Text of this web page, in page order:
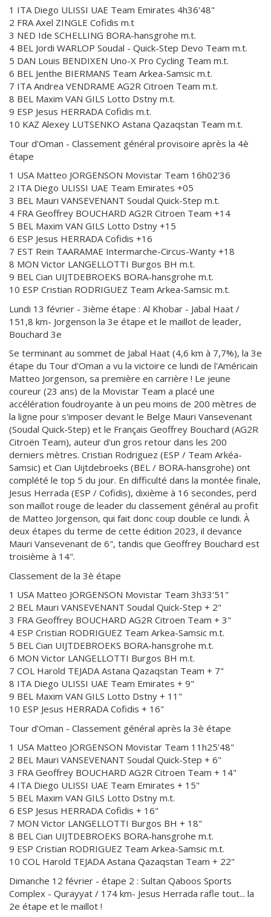
1 ITA Diego ULISSI UAE Team Emirates 4h36'48"
2 FRA Axel ZINGLE Cofidis m.t
3 NED Ide SCHELLING BORA-hansgrohe m.t.
4 BEL Jordi WARLOP Soudal - Quick-Step Devo Team m.t.
5 DAN Louis BENDIXEN Uno-X Pro Cycling Team m.t.
6 BEL Jenthe BIERMANS Team Arkea-Samsic m.t.
7 ITA Andrea VENDRAME AG2R Citroen Team m.t.
8 BEL Maxim VAN GILS Lotto Dstny m.t.
9 ESP Jesus HERRADA Cofidis m.t.
10 KAZ Alexey LUTSENKO Astana Qazaqstan Team m.t.
Tour d'Oman - Classement général provisoire après la 4è
étape
1 USA Matteo JORGENSON Movistar Team 16h02'36
2 ITA Diego ULISSI UAE Team Emirates +05
3 BEL Mauri VANSEVENANT Soudal Quick-Step m.t.
4 FRA Geoffrey BOUCHARD AG2R Citroen Team +14
5 BEL Maxim VAN GILS Lotto Dstny +15
6 ESP Jesus HERRADA Cofidis +16
7 EST Rein TAARAMAE Intermarche-Circus-Wanty +18
8 MON Victor LANGELLOTTI Burgos BH m.t.
9 BEL Cian UIJTDEBROEKS BORA-hansgrohe m.t.
10 ESP Cristian RODRIGUEZ Team Arkea-Samsic m.t.
Lundi 13 février - 3ième étape : Al Khobar - Jabal Haat /
151,8 km- Jorgenson la 3e étape et le maillot de leader,
Bouchard 3e
Se terminant au sommet de Jabal Haat (4,6 km à 7,7%), la 3e
étape du Tour d'Oman a vu la victoire ce lundi de l'Américain
Matteo Jorgenson, sa première en carrière ! Le jeune
coureur (23 ans) de la Movistar Team a placé une
accélération foudroyante à un peu moins de 200 mètres de
la ligne pour s'imposer devant le Belge Mauri Vansevenant
(Soudal Quick-Step) et le Français Geoffrey Bouchard (AG2R
Citroën Team), auteur d'un gros retour dans les 200
derniers mètres. Cristian Rodriguez (ESP / Team Arkéa-
Samsic) et Cian Uijtdebroeks (BEL / BORA-hansgrohe) ont
complété le top 5 du jour. En difficulté dans la montée finale,
Jesus Herrada (ESP / Cofidis), dixième à 16 secondes, perd
son maillot rouge de leader du classement général au profit
de Matteo Jorgenson, qui fait donc coup double ce lundi. À
deux étapes du terme de cette édition 2023, il devance
Mauri Vansevenant de 6", tandis que Geoffrey Bouchard est
troisième à 14".
Classement de la 3è étape
1 USA Matteo JORGENSON Movistar Team 3h33'51"
2 BEL Mauri VANSEVENANT Soudal Quick-Step + 2"
3 FRA Geoffrey BOUCHARD AG2R Citroen Team + 3"
4 ESP Cristian RODRIGUEZ Team Arkea-Samsic m.t.
5 BEL Cian UIJTDEBROEKS BORA-hansgrohe m.t.
6 MON Victor LANGELLOTTI Burgos BH m.t.
7 COL Harold TEJADA Astana Qazaqstan Team + 7"
8 ITA Diego ULISSI UAE Team Emirates + 9"
9 BEL Maxim VAN GILS Lotto Dstny + 11"
10 ESP Jesus HERRADA Cofidis + 16"
Tour d'Oman - Classement général après la 3è étape
1 USA Matteo JORGENSON Movistar Team 11h25'48"
2 BEL Mauri VANSEVENANT Soudal Quick-Step + 6"
3 FRA Geoffrey BOUCHARD AG2R Citroen Team + 14"
4 ITA Diego ULISSI UAE Team Emirates + 15"
5 BEL Maxim VAN GILS Lotto Dstny m.t.
6 ESP Jesus HERRADA Cofidis + 16"
7 MON Victor LANGELLOTTI Burgos BH + 18"
8 BEL Cian UIJTDEBROEKS BORA-hansgrohe m.t.
9 ESP Cristian RODRIGUEZ Team Arkea-Samsic m.t.
10 COL Harold TEJADA Astana Qazaqstan Team + 22"
Dimanche 12 février - étape 2 : Sultan Qaboos Sports
Complex - Qurayyat / 174 km- Jesus Herrada rafle tout... la
2e étape et le maillot !